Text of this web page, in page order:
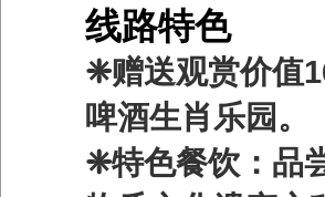
线路特色
❈赠送观赏价值
啤酒生肖乐园。
❈特色餐饮：品